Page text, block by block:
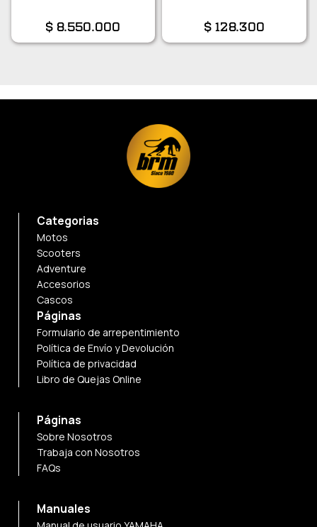
$ 8.550.000 $128.300
Categorias
Motos
Scooters
Adventure
Accesorios
Cascos
Páginas
Formulario de arrepentimiento
Política de Envío y Devolución
Política de privacidad
Libro de Quejas Online
Páginas
Sobre Nosotros
Trabaja con Nosotros
FAQs
Manuales